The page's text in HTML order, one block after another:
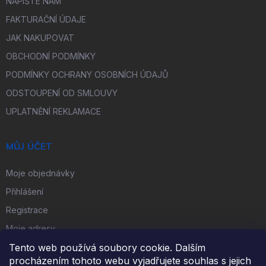
Tento web používá soubory cookie. Dalším
procházením tohoto webu vyjadřujete souhlas s jejich
FAKTURAČNÍ ÚDAJE
JAK NAKUPOVAT
OBCHODNÍ PODMÍNKY
PODMÍNKY OCHRANY OSOBNÍCH ÚDAJŮ
ODSTOUPENÍ OD SMLOUVY
UPLATNĚNÍ REKLAMACE
MŮJ ÚČET
Moje objednávky
Přihlášení
Registrace
Moje adresy